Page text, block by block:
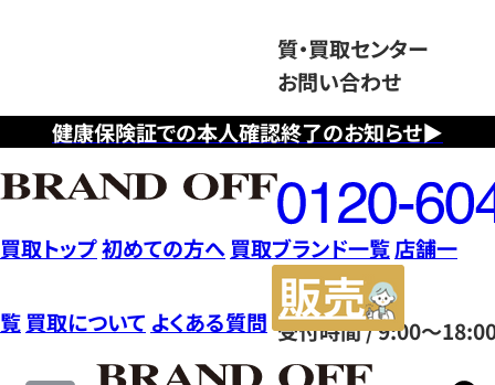
健康保険証での本人確認終了のお知らせ▶
質・買取センター
お問い合わせ
フ
リ
ー
ダ
イ
ヤ
ル
0120604117
受付時間 / 9:00～
買取トップ初めての方へ 買取ブランド一覧店舗一
覧 買取について よくある質問
サ